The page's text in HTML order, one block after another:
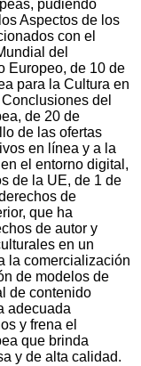
pudiendo
Aspectos de los
con el
del
Europeo, de 10 de
para la Cultura en
del
de 20 de
de las ofertas
en línea y a la
el entorno digital,
de la UE, de 1 de
de
que ha
de autor y
en un
la comercialización
de modelos de
de contenido
adecuada
y frena el
que brinda
y de alta calidad.